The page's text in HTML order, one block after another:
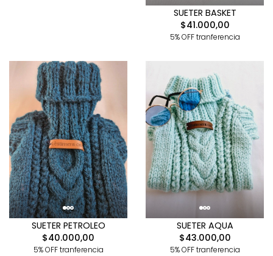
SUETER BASKET
$41.000,00
5% OFF tranferencia
SUETER PETROLEO
$40.000,00
5% OFF tranferencia
SUETER AQUA
$43.000,00
5% OFF tranferencia